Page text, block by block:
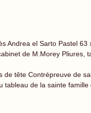
Andrea el Sarto Pastel 63
de M.Morey Pliures,
de tête Contrépreuve de
tableau de la sainte famille